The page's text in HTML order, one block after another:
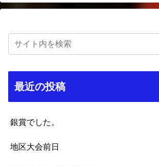
最近の投稿
銀賞でした。
地区大会前日